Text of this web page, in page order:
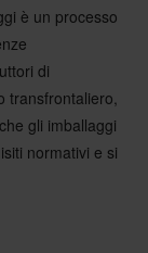
è un processo
di
transfrontaliero,
gli imballaggi
normativi e si